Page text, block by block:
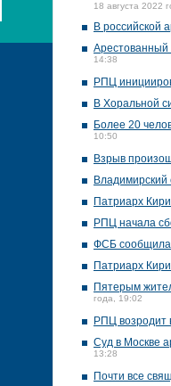
18 августа 2022
В российской
Арестованный
14:38
РПЦ
В Хоральной
Более 20
10:50
Взрыв
Владимирский
Патриарх
РПЦ начала
ФСБ сообщила
Патриарх
Пятерым
года, 19:02
РПЦ возродит
Суд в Москве
13:28
Почти все